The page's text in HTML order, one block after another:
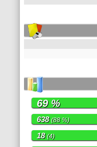
69 %
638(88 %)
18(4)